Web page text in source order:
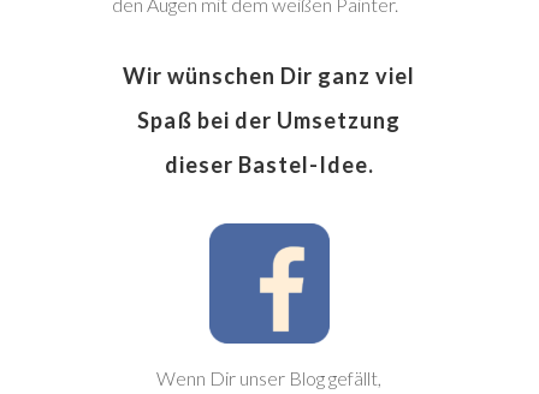
den Augen mit dem weißen Painter.
Wir wünschen Dir ganz viel
Spaß bei der Umsetzung
dieser Bastel-Idee.
Wenn Dir unser Blog gefällt,